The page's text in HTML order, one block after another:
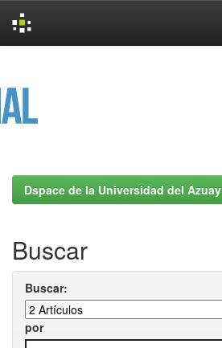
Dspace de la Universidad del Azuay
Buscar
Buscar:
por